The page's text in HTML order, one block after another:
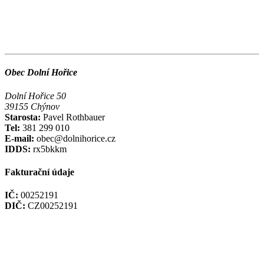
Obec Dolní Hořice
Dolní Hořice 50
39155 Chýnov
Starosta: Pavel Rothbauer
Tel: 381 299 010
E-mail: obec@dolnihorice.cz
IDDS: rx5bkkm
Fakturační údaje
IČ: 00252191
DIČ: CZ00252191